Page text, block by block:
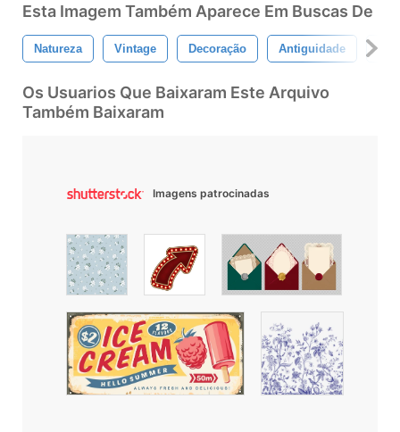
Esta Imagem Também Aparece Em Buscas De
Natureza Vintage Decoração Antiguidade
Os Usuarios Que Baixaram Este Arquivo
Também Baixaram
Imagens patrocinadas